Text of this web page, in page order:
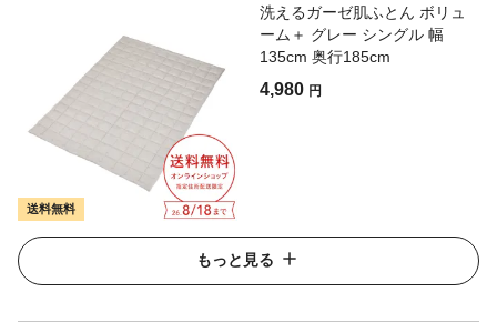
送料無料
洗えるガーゼ肌ふとん ボリュ
ーム＋ グレー シングル 幅
135cm 奥行185cm
4,980 円
もっと見る